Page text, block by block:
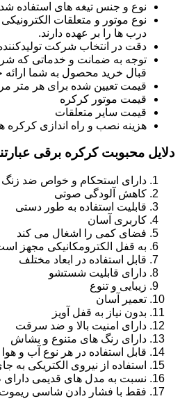
نوع و جنس تیغه های استفاده
نوع موتور و متعلقات
درب ها را بر عهده دارند.
دقت در انتخاب شرکت
توجه به ضمانت و خدماتی که
قبال خرید محصول به شما ارائه
قیمت تعیین شده برای هر متر
قیمت موتور کرکره
قیمت سایر متعلقات
هزینه نصب و راه اندازی کرکره
دلایل محبوبت کرکره برقی
دارای استحکام و خواص ضد زنگ
کاهش آلودگی صوتی
قابلیت استفاده به طور دستی
کاربری آسان
فضای کمی را اشغال می کند
به قفل الکترومکانیکی مجهز
قابل استفاده در ابعاد مختلف
دارای قابلیت شستشو
زیبایی و تنوع
تعمیر آسان
بدون نیاز به قفل آویز
دارای امنیت بالا و ضد سرقت
دارای رنگ های متنوع و بشاش
قابل استفاده در هر نوع آب و هوا
استفاده از نیروی الکتریکی به
نسبت به مدل های قدیمی
فقط با فشار دادن شاسی